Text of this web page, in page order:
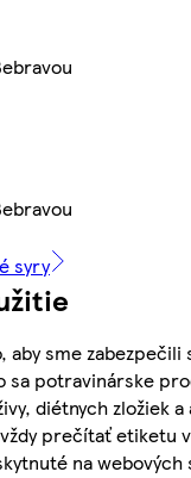
syry
aby sme
sa potravinárske
diétnych zložiek
prečítať etiketu
na webových